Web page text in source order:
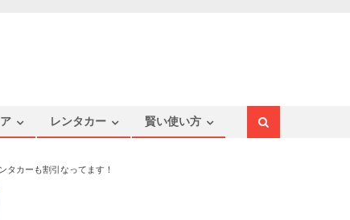
レンタカー 賢い使い方
タカーも割引なってます！